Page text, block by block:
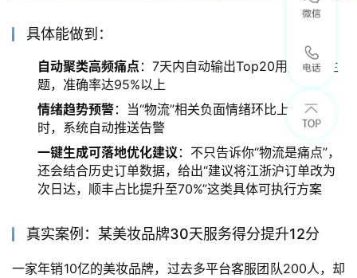
具体能做到：
自动聚类高频痛点 ：7天内自动输出Top20用户投诉主
题，准确率达95%以上
情绪趋势预警：当“物流”相关负面情绪环比上升30%
时，系统自动推送告警
一键生成可落地优化建议 ：不只告诉你“物流是痛点”，
还会结合历史订单数据，给出“建议将江浙沪订单改为
次日达，顺丰占比提升至70%”这类具体可执行方案
真实案例：某美妆品牌30天服务得分提升12分
一家年销10亿的美妆品牌，过去多平台客服团队200人，却